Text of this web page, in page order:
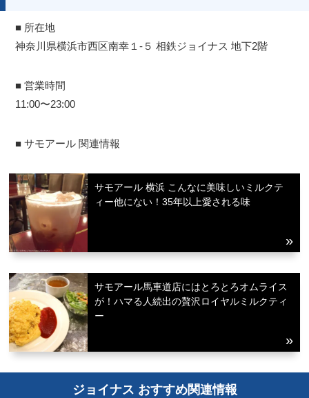
■ 所在地
神奈川県横浜市西区南幸１-５ 相鉄ジョイナス 地下2階
■ 営業時間
11:00〜23:00
■ サモアール 関連情報
サモアール 横浜 こんなに美味しいミルクテ
ィー他にない！35年以上愛される味
サモアール馬車道店にはとろとろオムライス
が！ハマる人続出の贅沢ロイヤルミルクティ
ー
ジョイナス おすすめ関連情報